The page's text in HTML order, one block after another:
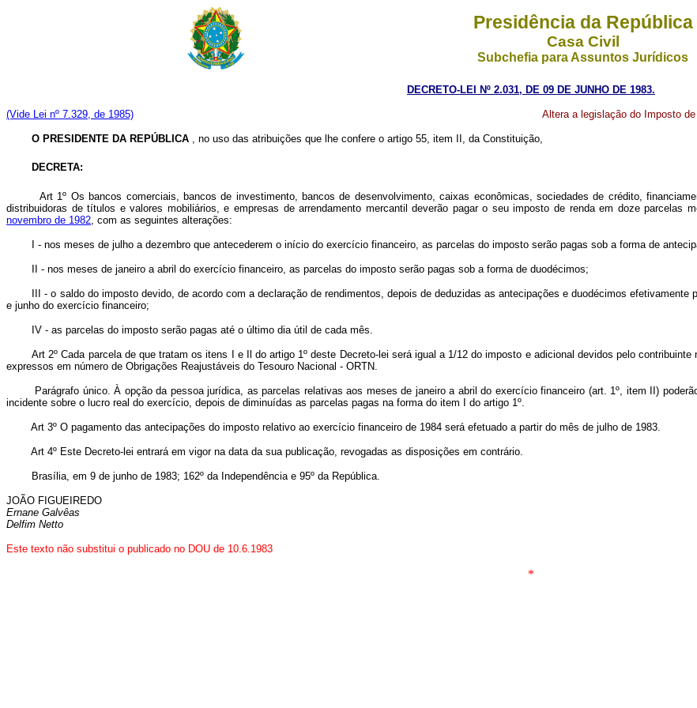
Presidência da República
Casa Civil
Subchefia para Assuntos Jurídicos
DECRETO-LEI Nº 2.031, DE 09 DE JUNHO DE 1983.
(Vide Lei nº 7.329, de 1985) Altera a legislação do Imposto
O PRESIDENTE DA REPÚBLICA , no uso das atribuições que lhe confere o artigo 55, item II, da Constituição,
DECRETA:
Art 1º Os bancos comerciais, bancos de investimento, bancos de desenvolvimento, caixas econômicas, sociedades de crédito,
distribuidoras de títulos e valores mobiliários, e empresas de arrendamento mercantil deverão pagar o seu imposto de renda em doze parcelas
novembro de 1982 , com as seguintes alterações:
I - nos meses de julho a dezembro que antecederem o início do exercício financeiro, as parcelas do imposto serão pagas sob a forma de
II - nos meses de janeiro a abril do exercício financeiro, as parcelas do imposto serão pagas sob a forma de duodécimos;
III - o saldo do imposto devido, de acordo com a declaração de rendimentos, depois de deduzidas as antecipações e duodécimos efetivamente
e junho do exercício financeiro;
IV - as parcelas do imposto serão pagas até o último dia útil de cada mês.
Art 2º Cada parcela de que tratam os itens I e Il do artigo 1º deste Decreto-lei será igual a 1/12 do imposto e adicional devidos pelo contribuinte
expressos em número de Obrigações Reajustáveis do Tesouro Nacional - ORTN.
Parágrafo único. À opção da pessoa jurídica, as parcelas relativas aos meses de janeiro a abril do exercício financeiro (art. 1º, item II)
incidente sobre o lucro real do exercício, depois de diminuídas as parcelas pagas na forma do item I do artigo 1º.
Art 3º O pagamento das antecipações do imposto relativo ao exercício financeiro de 1984 será efetuado a partir do mês de julho de 1983.
Art 4º Este Decreto-lei entrará em vigor na data da sua publicação, revogadas as disposições em contrário.
Brasília, em 9 de junho de 1983; 162º da Independência e 95º da República.
JOÃO FIGUEIREDO
Ernane Galvêas
Delfim Netto
Este texto não substitui o publicado no DOU de 10.6.1983
*